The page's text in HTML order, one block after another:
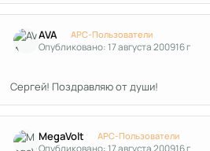
AVA APC-Пользователи
Опубликовано:17 августа 200916 г
Сергей! Поздравляю от души!
MegaVolt APC-Пользователи